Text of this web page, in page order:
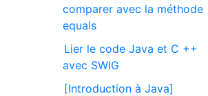
comparer avec la méthode
equals
Lier le code Java et C ++
avec SWIG
[Introduction à Java]